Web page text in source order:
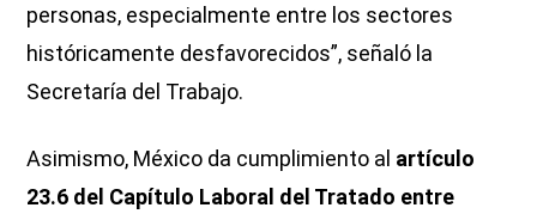
personas, especialmente entre los sectores
históricamente desfavorecidos”, señaló la
Secretaría del Trabajo.
Asimismo, México da cumplimiento al artículo
23.6 del Capítulo Laboral del Tratado entre